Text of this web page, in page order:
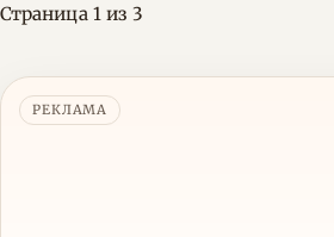
Страница 1 из 3
РЕКЛАМА